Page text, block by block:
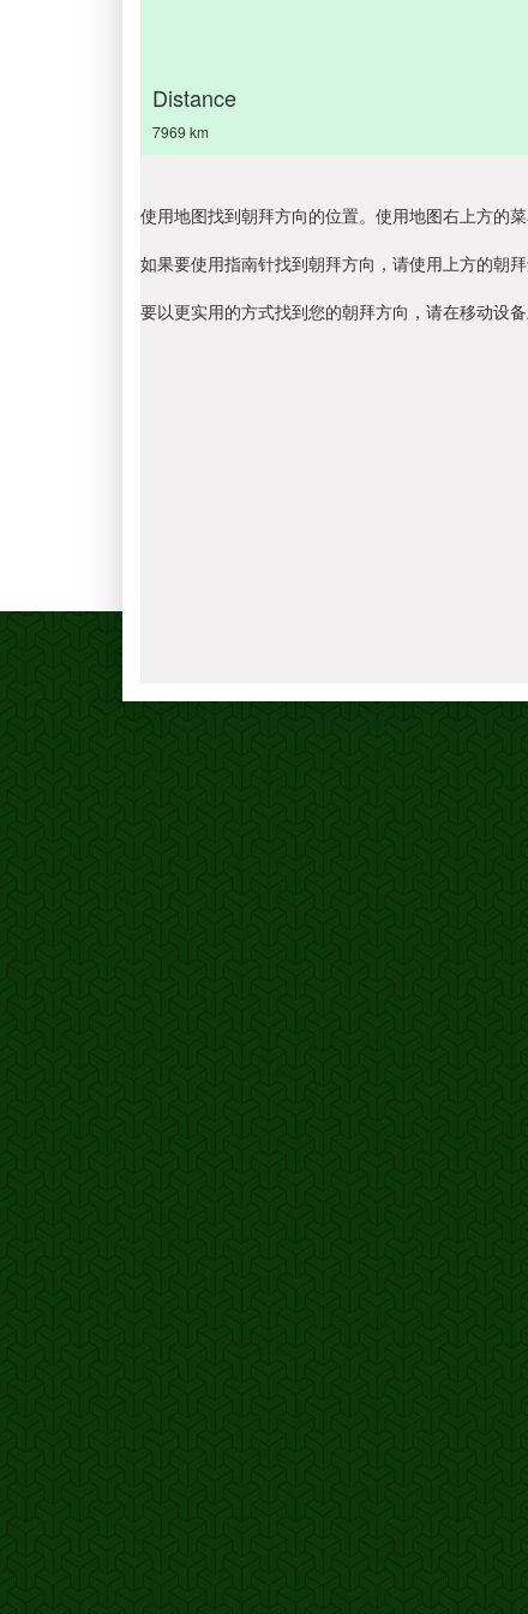
Distance
7969 km
使用地图找到朝拜方向的位置。使用地图右上方的
如果要使用指南针找到朝拜方向，请使用上方的朝
要以更实用的方式找到您的朝拜方向，请在移动设